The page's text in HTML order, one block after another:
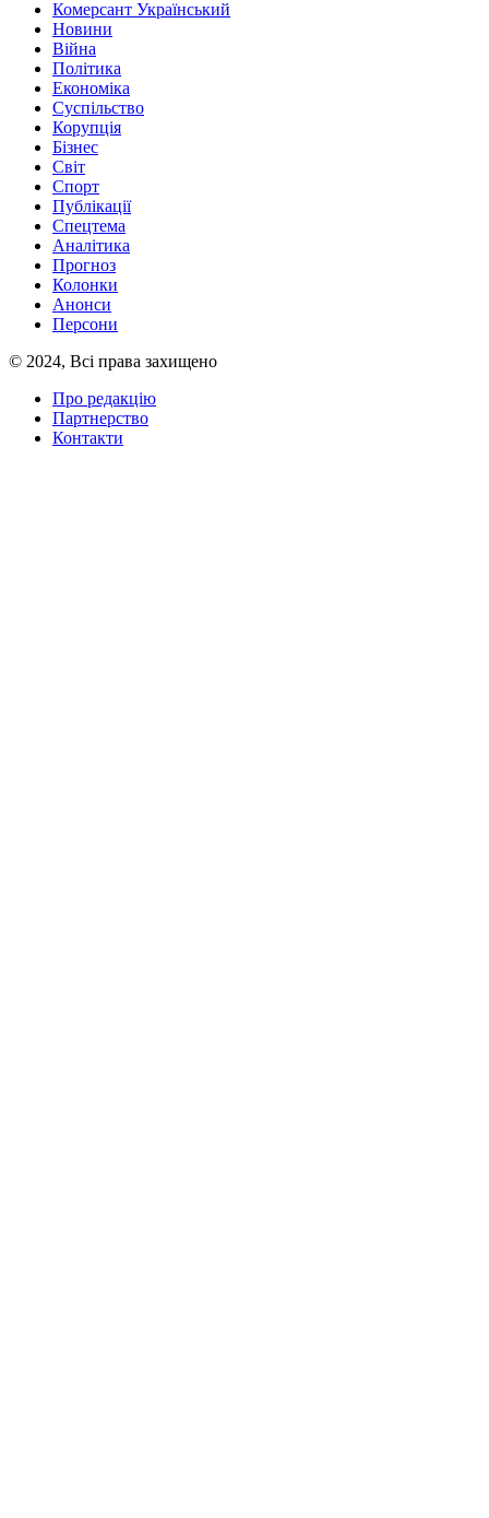
Комерсант Український
Новини
Війна
Політика
Економіка
Суспільство
Корупція
Бізнес
Світ
Спорт
Публікації
Спецтема
Аналітика
Прогноз
Колонки
Анонси
Персони
© 2024, Всі права захищено
Про редакцію
Партнерство
Контакти